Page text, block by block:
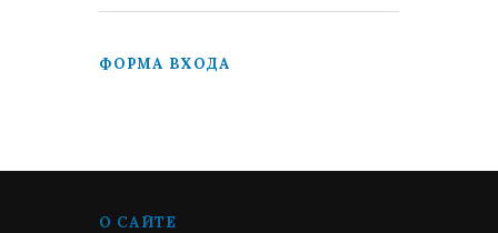
ФОРМА ВХОДА
О САЙТЕ